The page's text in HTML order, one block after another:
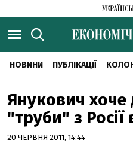
НОВИНИ ПУБЛІКАЦІЇ
Янукович хоче
"труби" з Росії
20 ЧЕРВНЯ 2011, 14:44